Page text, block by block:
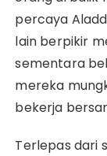
percaya
lain berpikir
sementara
mereka
bekerja
Terlepas dari